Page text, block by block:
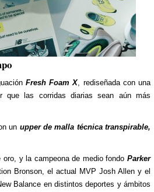
Fresh Foam X, rediseñada con una
que las corridas diarias sean aún más
un upper de malla técnica transpirable,
oro, y la campeona de medio fondoParker
Bronson, el actual MVP Josh Allen y el
Balance en distintos deportes y ámbitos